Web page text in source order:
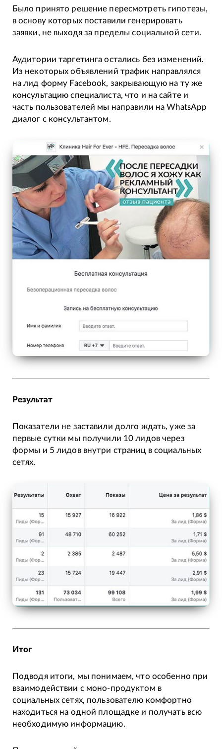
Было принято решение пересмотреть гипотезы,
в основу которых поставили генерировать
заявки, не выходя за пределы социальной сети.
Аудитории таргетинга остались без изменений.
Из некоторых объявлений трафик направлялся
на лид форму Facebook, закрывающую на ту же
консультацию специалиста, что и на сайте и
часть пользователей мы направили на WhatsApp
диалог с консультантом.
Результат
Показатели не заставили долго ждать, уже за
первые сутки мы получили 10 лидов через
формы и 5 лидов внутри страниц в социальных
сетях.
Итог
Подводя итоги, мы понимаем, что особенно при
взаимодействии с моно-продуктом в
социальных сетях, пользователю комфортно
находиться на одной площадке и получать всю
необходимую информацию.